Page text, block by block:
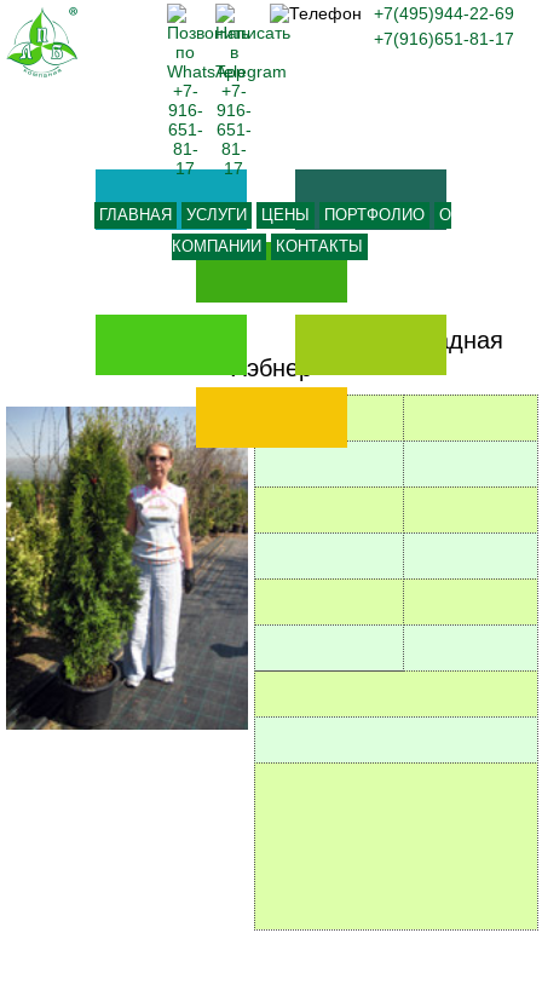
Туя западная
Хэбнер
+7(495)944-22-69
+7(916)651-81-17
ГЛАВНАЯ УСЛУГИ ЦЕНЫ ПОРТФОЛИО
О
КОМПАНИИ
КОНТАКТЫ